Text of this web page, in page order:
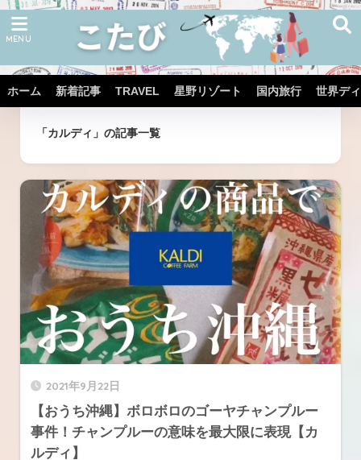
ホーム 新着記事 TRAVEL 星野リゾート 国内旅行 世界デ
ホーム タグ
「カルディ」の記事一覧
2021年9月22日
【おうち沖縄】ボロボロのゴーヤチャンプルー
事件！チャンプルーの意味を最大限に表現【カ
ルディ】